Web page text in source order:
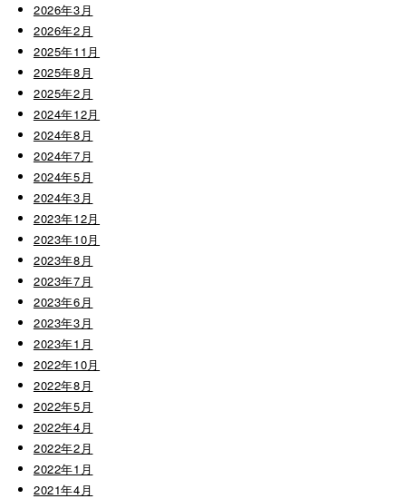
2026年3月
2026年2月
2025年11月
2025年8月
2025年2月
2024年12月
2024年8月
2024年7月
2024年5月
2024年3月
2023年12月
2023年10月
2023年8月
2023年7月
2023年6月
2023年3月
2023年1月
2022年10月
2022年8月
2022年5月
2022年4月
2022年2月
2022年1月
2021年4月